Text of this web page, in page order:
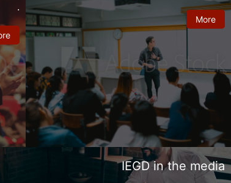
.
More
IEGD in the media